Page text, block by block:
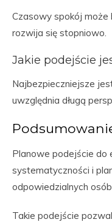
Czasowy spokój może
rozwija się stopniowo.
Jakie podejście
Najbezpieczniejsze
uwzględnia długą
Planowe podejście do
systematyczności i
odpowiedzialnych
Takie podejście